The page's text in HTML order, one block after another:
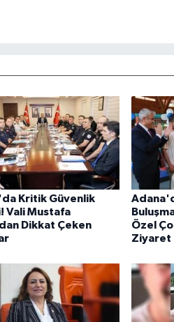
Kritik Güvenlik
Vali Mustafa
Dikkat Çeken
Özel
Ziyaret